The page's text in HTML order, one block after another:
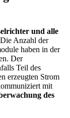
und alle
Anzahl der
haben in der
Der
Teil des
erzeugten Strom
mit
des